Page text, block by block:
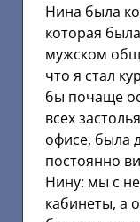
Нина была
которая
мужском
что я стал
бы почаще
всех
офисе, была
постоянно
Нину: мы с
кабинеты, а